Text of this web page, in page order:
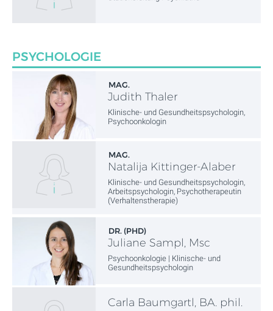
PSYCHOLOGIE
MAG.
Judith Thaler
Klinische- und Gesundheitspsychologin,
Psychoonkologin
MAG.
Natalija Kittinger-Alaber
Klinische- und Gesundheitspsychologin,
Arbeitspsychologin, Psychotherapeutin
(Verhaltenstherapie)
DR. (PHD)
Juliane Sampl, Msc
Psychoonkologie | Klinische- und
Gesundheitspsychologin
Carla Baumgartl, BA. phil.